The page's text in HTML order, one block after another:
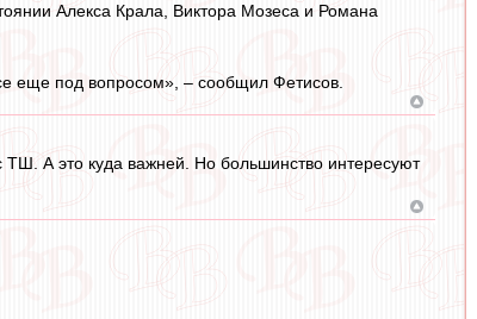
Алекса Крала, Виктора Мозеса и Романа
еще под вопросом», – сообщил Фетисов.
ТШ. А это куда важней. Но большинство интересуют